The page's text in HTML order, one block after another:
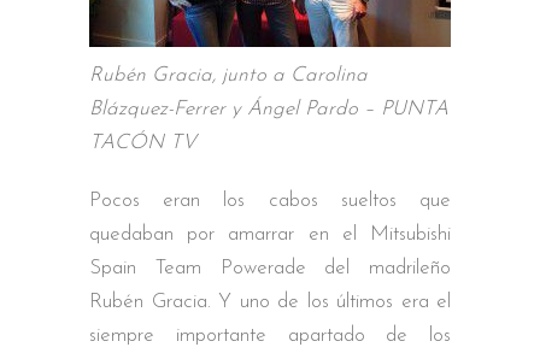
Rubén Gracia, junto a Carolina
Blázquez-Ferrer y Ángel Pardo – PUNTA
TACÓN TV
Pocos eran los cabos sueltos que
quedaban por amarrar en el Mitsubishi
Spain Team Powerade del madrileño
Rubén Gracia. Y uno de los últimos era el
siempre importante apartado de los